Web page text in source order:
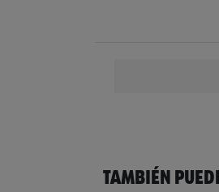
TAMBIÉN